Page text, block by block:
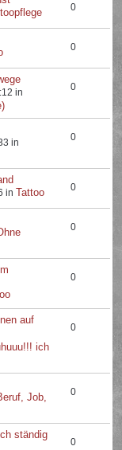
0
0
in 0
in 0
in Tattoo 0
0
0
auf
ich
0
Job,
0
ständig
0